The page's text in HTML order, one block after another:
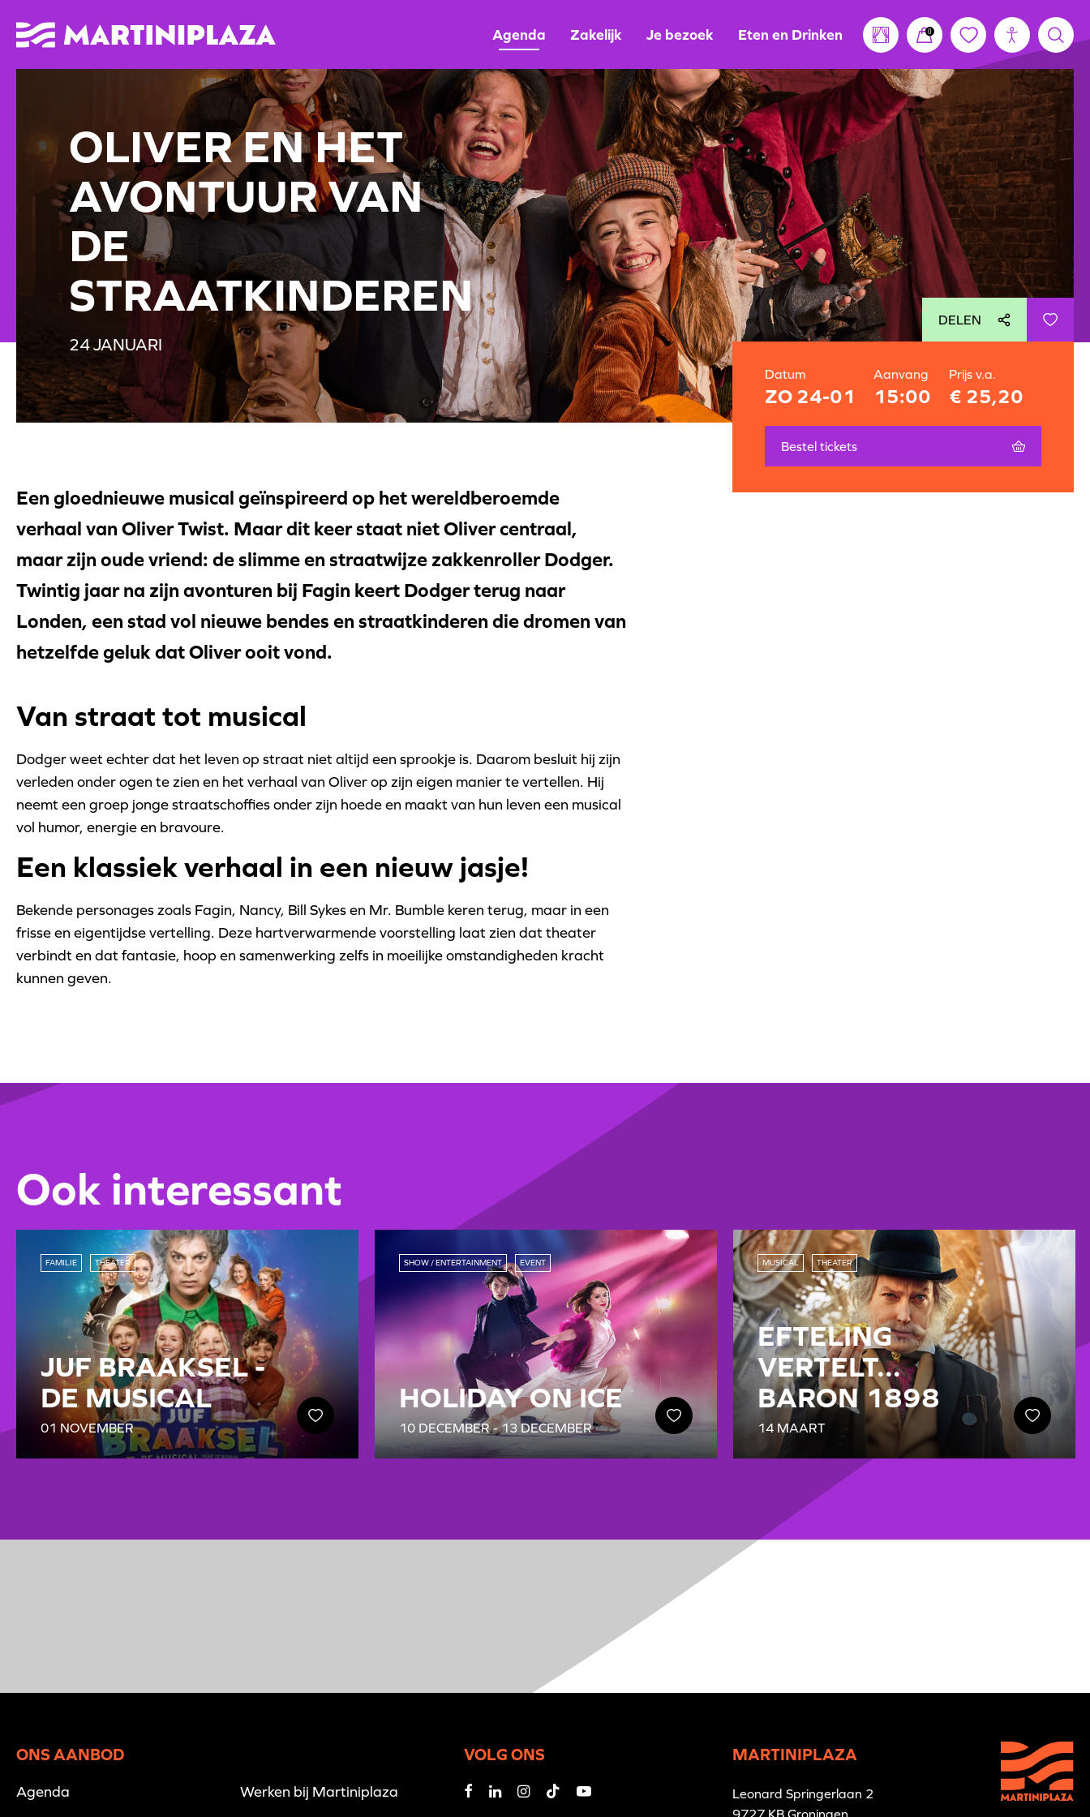
Agenda Zakelijk Je bezoek Eten en Drinken 0
OLIVER EN HET
AVONTUUR VAN
DE
STRAATKINDEREN
24 JANUARI
Een gloednieuwe musical geïnspireerd op het wereldberoemde
verhaal van Oliver Twist. Maar dit keer staat niet Oliver centraal,
maar zijn oude vriend: de slimme en straatwijze zakkenroller Dodger.
Twintig jaar na zijn avonturen bij Fagin keert Dodger terug naar
Londen, een stad vol nieuwe bendes en straatkinderen die dromen van
hetzelfde geluk dat Oliver ooit vond.
Van straat tot musical
Dodger weet echter dat het leven op straat niet altijd een sprookje is. Daarom besluit hij zijn
verleden onder ogen te zien en het verhaal van Oliver op zijn eigen manier te vertellen. Hij
neemt een groep jonge straatschoffies onder zijn hoede en maakt van hun leven een musical
vol humor, energie en bravoure.
Een klassiek verhaal in een nieuw jasje!
Bekende personages zoals Fagin, Nancy, Bill Sykes en Mr. Bumble keren terug, maar in een
frisse en eigentijdse vertelling. Deze hartverwarmende voorstelling laat zien dat theater
verbindt en dat fantasie, hoop en samenwerking zelfs in moeilijke omstandigheden kracht
kunnen geven.
DELEN
Datum
ZO 24-01
Aanvang
15:00
Prijs v.a.
€ 25,20
Bestel tickets
Ook interessant
FAMILIE THEATER
JUF BRAAKSEL -
DE MUSICAL
01 NOVEMBER
SHOW / ENTERTAINMENT EVENT
HOLIDAY ON ICE
10 DECEMBER - 13 DECEMBER
MUSICAL THEATER
EFTELING
VERTELT...
BARON 1898
14 MAART
ONS AANBOD
Agenda
Werken bij Martiniplaza
VOLG ONS MARTINIPLAZA
Leonard Springerlaan 2
9727 KB Groningen